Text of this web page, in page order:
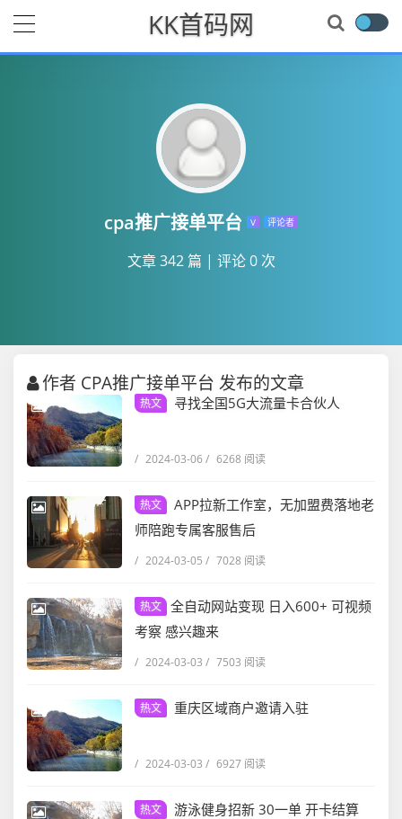
KK首码网
cpa推广接单平台 V 评论者
文章 342 篇 | 评论 0 次
作者 CPA推广接单平台 发布的文章
热文 寻找全国5G大流量卡合伙人
/ 2024-03-06/ 6268 阅读
热文
APP拉新工作室，无加盟费落地老
师陪跑专属客服售后
/ 2024-03-05 / 7028 阅读
热文 全自动网站变现 日入600+ 可视频
考察 感兴趣来
/ 2024-03-03 / 7503 阅读
热文 重庆区域商户邀请入驻
/ 2024-03-03 / 6927 阅读
热文
游泳健身招新 30一单 开卡结算